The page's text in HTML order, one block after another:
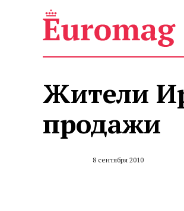
Жители
продажи
8 сентября 2010